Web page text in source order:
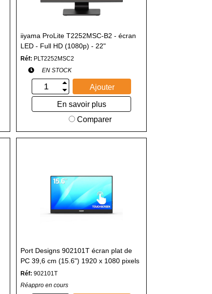
iiyama ProLite T2252MSC-B2 - écran
LED - Full HD (1080p) - 22"
Réf: PLT2252MSC2
EN STOCK
Ajouter
En savoir plus
Comparer
Port Designs 902101T écran plat de
PC 39,6 cm (15.6") 1920 x 1080 pixels
Full HD LCD Écran tactile Noir
Réf: 902101T
Réappro en cours